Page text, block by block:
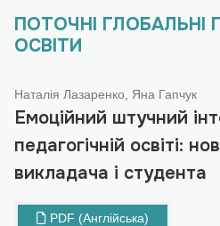
ПОТОЧНІ ГЛОБАЛЬНІ
ОСВІТИ
Наталія Лазаренко, Яна Гапчук
Емоційний штучний
педагогічній освіті:
викладача і студента
PDF (Англійська)